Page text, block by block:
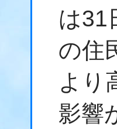
は31
の住
より
影響